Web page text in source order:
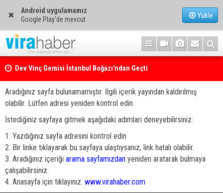
Android uygulamamız
Google Play'de mevcut
Yükle
Dev Vinç Gemisi İstanbul Boğazı'ndan Geçti
Aradığınız sayfa bulunamamıştır. İlgili içerik yayından kaldırılmış
olabilir. Lütfen adresi yeniden kontrol edin.
İstediğiniz sayfaya gitmek aşağıdaki adımları deneyebilirsiniz:
1. Yazdığınız sayfa adresini kontrol edin
2. Bir linke tıklayarak bu sayfaya ulaştıysanız, link hatalı olabilir.
3. Aradığınız içeriği arama sayfamızdan yeniden aratarak bulmaya
çalışabilirsiniz.
4. Anasayfa için tıklayınız. www.virahaber.com